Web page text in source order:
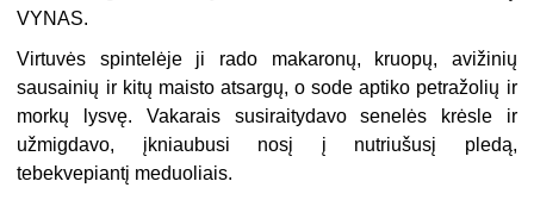
VYNAS.
Virtuvės spintelėje ji rado makaronų, kruopų, avižinių
sausainių ir kitų maisto atsargų, o sode aptiko petražolių ir
morkų lysvę. Vakarais susiraitydavo senelės krėsle ir
užmigdavo, įkniaubusi nosį į nutriušusį pledą,
tebekvepiantį meduoliais.